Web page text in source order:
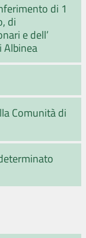
di 1
di
e dell’
Albinea
Comunità di